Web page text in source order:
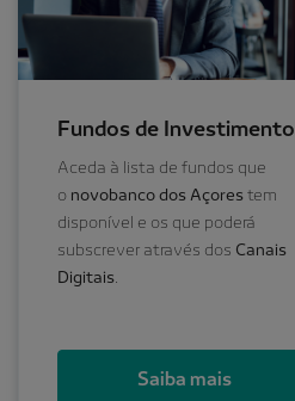
Fundos de Investimento
Aceda à lista de fundos que
o novobanco dos Açores tem
disponível e os que poderá
subscrever através dos Canais
Digitais
Saiba mais